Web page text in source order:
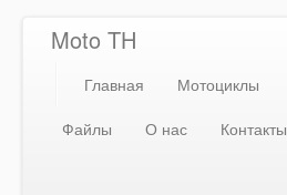
Moto TH
Главная Мотоциклы
Файлы
О нас
Контакты